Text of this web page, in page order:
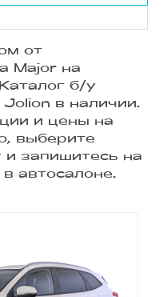
от
Major на
б/у
в наличии.
и цены на
выберите
запишитесь на
автосалоне.